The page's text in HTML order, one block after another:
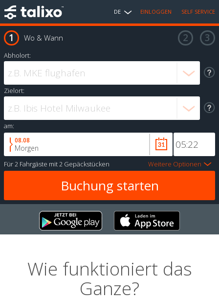
DE EINLOGGEN SELF SERVICE
Wo & Wann
Abholort:
Zielort:
am:
08.08
Morgen
Für2 Fahrgäste mit2 Gepäckstücken Weitere Optionen
Wie funktioniert das
Ganze?